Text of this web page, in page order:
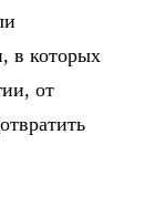
в которых
от